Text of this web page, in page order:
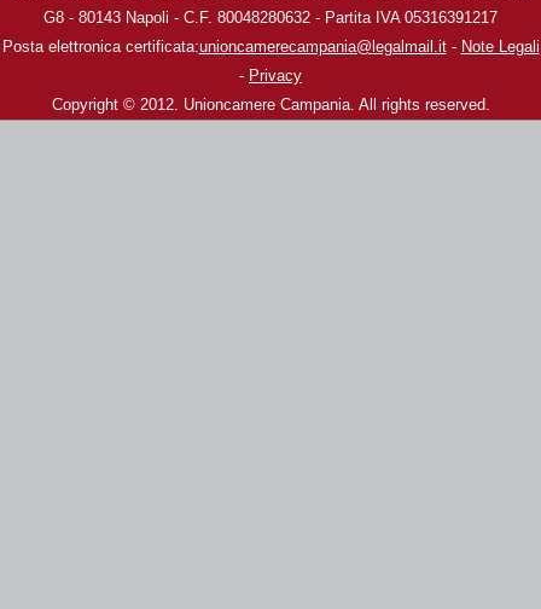
G8 - 80143 Napoli - C.F. 80048280632 - Partita IVA 05316391217
Posta elettronica certificata:unioncamerecampania@legalmail.it- Note Legali
- Privacy
Copyright © 2012. Unioncamere Campania. All rights reserved.